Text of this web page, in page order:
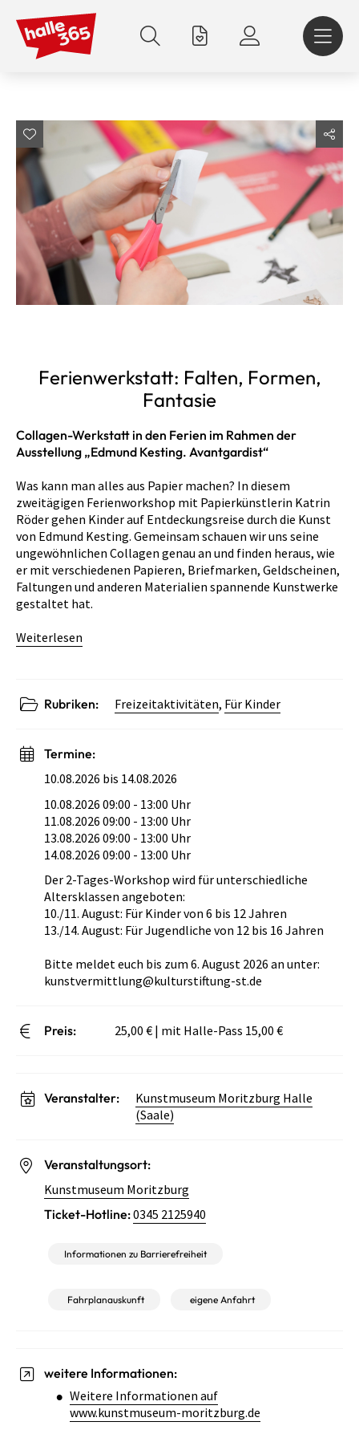
zum
Inhalt
Ferienwerkstatt: Falten, Formen,
Fantasie
Collagen-Werkstatt in den Ferien im Rahmen der
Ausstellung „Edmund Kesting. Avantgardist“
Was kann man alles aus Papier machen? In diesem
zweitägigen Ferienworkshop mit Papierkünstlerin Katrin
Röder gehen Kinder auf Entdeckungsreise durch die Kunst
von Edmund Kesting. Gemeinsam schauen wir uns seine
ungewöhnlichen Collagen genau an und finden heraus, wie
er mit verschiedenen Papieren, Briefmarken, Geldscheinen,
Faltungen und anderen Materialien spannende Kunstwerke
gestaltet hat.
Weiterlesen
Rubriken: Freizeitaktivitäten, Für Kinder
Termine:
10.08.2026 bis 14.08.2026
10.08.2026 09:00 - 13:00 Uhr
11.08.2026 09:00 - 13:00 Uhr
13.08.2026 09:00 - 13:00 Uhr
14.08.2026 09:00 - 13:00 Uhr
Der 2-Tages-Workshop wird für unterschiedliche
Altersklassen angeboten:
10./11. August: Für Kinder von 6 bis 12 Jahren
13./14. August: Für Jugendliche von 12 bis 16 Jahren
Bitte meldet euch bis zum 6. August 2026 an unter:
kunstvermittlung@kulturstiftung-st.de
Preis: 25,00 € | mit Halle-Pass 15,00 €
Veranstalter:
Kunstmuseum Moritzburg Halle
(Saale)
Veranstaltungsort:
Kunstmuseum Moritzburg
Ticket-Hotline:0345 2125940
Informationen zu Barrierefreiheit
Fahrplanauskunft eigene Anfahrt
weitere Informationen:
Weitere Informationen auf
www.kunstmuseum-moritzburg.de